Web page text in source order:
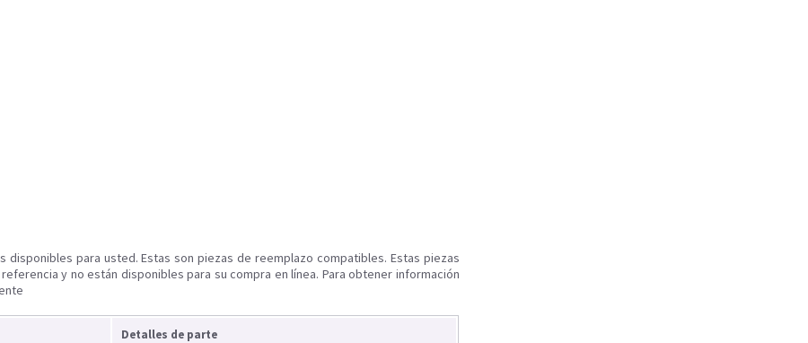
disponibles para usted. Estas son piezas de reemplazo compatibles. Estas piezas
y no están disponibles para su compra en línea. Para obtener información
Detalles de parte